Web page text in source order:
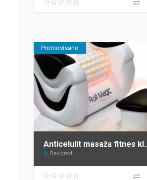
Promovisano
Anticelulit
Beograd